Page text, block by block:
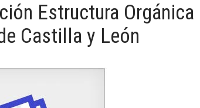
Estructura
Castilla y León